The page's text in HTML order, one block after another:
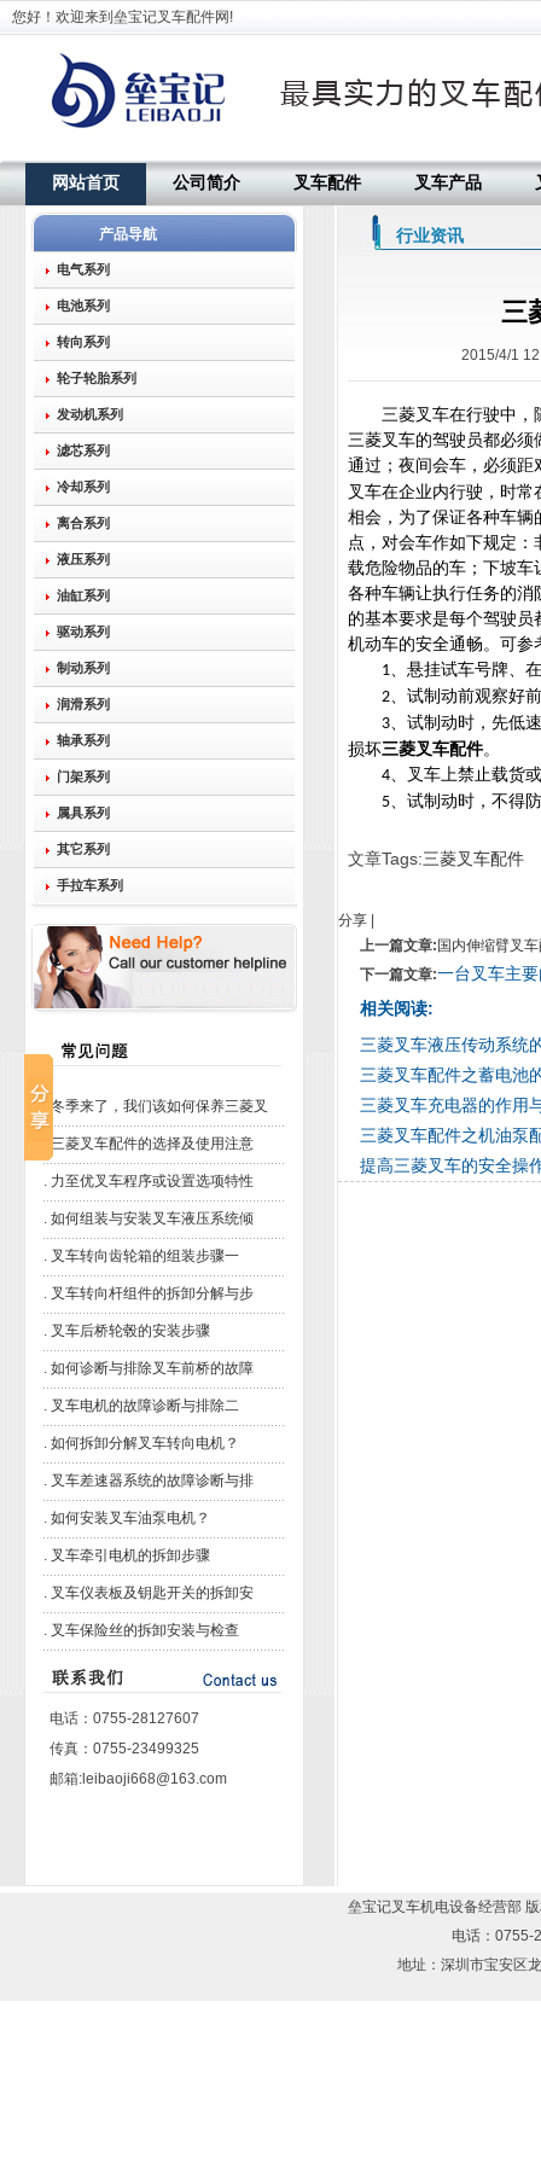
您好！欢迎来到垒宝记叉车配件网!
网站首页 公司简介 叉车配件 叉车产品
产品导航
电气系列
电池系列
转向系列
轮子轮胎系列
发动机系列
滤芯系列
冷却系列
离合系列
液压系列
油缸系列
驱动系列
制动系列
润滑系列
轴承系列
门架系列
属具系列
其它系列
手拉车系列
. 冬季来了，我们该如何保养三菱叉
三菱叉车配件的选择及使用注意
. 力至优叉车程序或设置选项特性
. 如何组装与安装叉车液压系统倾
. 叉车转向齿轮箱的组装步骤一
. 叉车转向杆组件的拆卸分解与步
. 叉车后桥轮毂的安装步骤
. 如何诊断与排除叉车前桥的故障
. 叉车电机的故障诊断与排除二
. 如何拆卸分解叉车转向电机？
. 叉车差速器系统的故障诊断与排
. 如何安装叉车油泵电机？
. 叉车牵引电机的拆卸步骤
. 叉车仪表板及钥匙开关的拆卸安
. 叉车保险丝的拆卸安装与检查
电话：0755-28127607
传真：0755-23499325
邮箱:leibaoji668@163.com
行业资讯
三
2015/4/1
三菱叉车在行驶中，
三菱叉车的驾驶员都必须
通过；夜间会车，必须距
叉车在企业内行驶，时
相会，为了保证各种车辆
点，对会车作如下规定
载危险物品的车；下坡车
各种车辆让执行任务的消
的基本要求是每个驾驶员
机动车的安全通畅。可参
1、悬挂试车号牌、
2、试制动前观察好
3、试制动时，先低
损坏三菱叉车配件。
4、叉车上禁止载货
5、试制动时，不得
文章Tags:三菱叉车配件
分享
上一篇文章: 国内伸缩臂叉
下一篇文章:一台叉车主
相关阅读:
三菱叉车液压传动系统
三菱叉车配件之蓄电池
三菱叉车充电器的作用
三菱叉车配件之机油泵
提高三菱叉车的安全操
垒宝记叉车机电设备经营部
电话：0755-
地址：深圳市宝安区